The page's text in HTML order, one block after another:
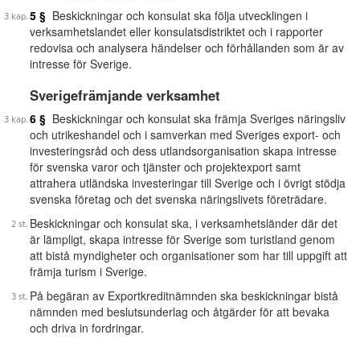
5 § Beskickningar och konsulat ska följa utvecklingen i
verksamhetslandet eller konsulatsdistriktet och i rapporter
redovisa och analysera händelser och förhållanden som är av
intresse för Sverige.
Sverigefrämjande verksamhet
6 § Beskickningar och konsulat ska främja Sveriges näringsliv
och utrikeshandel och i samverkan med Sveriges export- och
investeringsråd och dess utlandsorganisation skapa intresse
för svenska varor och tjänster och projektexport samt
attrahera utländska investeringar till Sverige och i övrigt stödja
svenska företag och det svenska näringslivets företrädare.
Beskickningar och konsulat ska, i verksamhetsländer där det
är lämpligt, skapa intresse för Sverige som turistland genom
att bistå myndigheter och organisationer som har till uppgift att
främja turism i Sverige.
På begäran av Exportkreditnämnden ska beskickningar bistå
nämnden med beslutsunderlag och åtgärder för att bevaka
och driva in fordringar.